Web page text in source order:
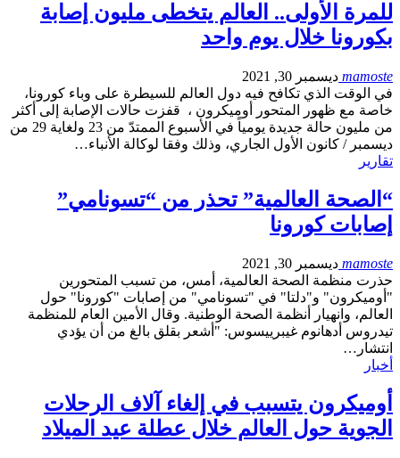
للمرة الأولى.. العالم يتخطى مليون إصابة
بكورونا خلال يوم واحد
mamoste ديسمبر 30, 2021
في الوقت الذي تكافح فيه دول العالم للسيطرة على وباء كورونا،
خاصة مع ظهور المتحور أوميكرون ، قفزت حالات الإصابة إلى أكثر
من مليون حالة جديدة يومياً في الأسبوع الممتدّ من 23 ولغاية 29 من
ديسمبر / كانون الأول الجاري، وذلك وفقا لوكالة الأنباء…
تقارير
“الصحة العالمية” تحذر من “تسونامي”
إصابات كورونا
mamoste ديسمبر 30, 2021
حذرت منظمة الصحة العالمية، أمس، من تسبب المتحورين
"أوميكرون" و"دلتا" في "تسونامي" من إصابات "كورونا" حول
العالم، وانهيار أنظمة الصحة الوطنية. وقال الأمين العام للمنظمة
تيدروس أدهانوم غيبرييسوس: "أشعر بقلق بالغ من أن يؤدي
انتشار…
أخبار
أوميكرون يتسبب في إلغاء آلاف الرحلات
الجوية حول العالم خلال عطلة عيد الميلاد